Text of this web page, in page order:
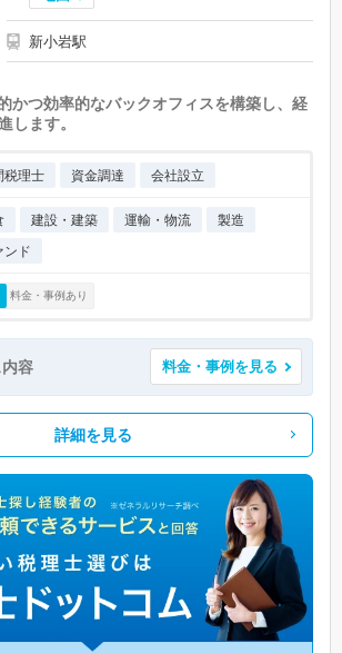
新小岩駅
かつ効率的なバックオフィスを構築し、経
します。
税理士 資金調達 会社設立
建設・建築 運輸・物流
製造
ンド
料金・事例あり
容 料金・事例を見る
詳細を見る